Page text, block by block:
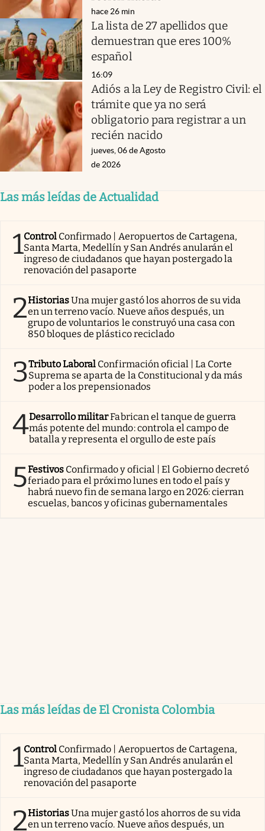
hace 26 min
La lista de 27 apellidos que
demuestran que eres 100%
español
16:09
Adiós a la Ley de Registro Civil: el
trámite que ya no será
obligatorio para registrar a un
recién nacido
jueves, 06 de Agosto
de 2026
Las más leídas de Actualidad
1Control Confirmado | Aeropuertos de Cartagena,
Santa Marta, Medellín y San Andrés anularán el
ingreso de ciudadanos que hayan postergado la
renovación del pasaporte
2HistoriasUna mujer gastó los ahorros de su vida
en un terreno vacío. Nueve años después, un
grupo de voluntarios le construyó una casa con
850 bloques de plástico reciclado
3Tributo Laboral Confirmación oficial | La Corte
Suprema se aparta de la Constitucional y da más
poder a los prepensionados
4Desarrollo militarFabrican el tanque de guerra
más potente del mundo: controla el campo de
batalla y representa el orgullo de este país
5Festivos Confirmado y oficial | El Gobierno decretó
feriado para el próximo lunes en todo el país y
habrá nuevo fin de semana largo en 2026: cierran
escuelas, bancos y oficinas gubernamentales
Las más leídas de El Cronista Colombia
1Control Confirmado | Aeropuertos de Cartagena,
Santa Marta, Medellín y San Andrés anularán el
ingreso de ciudadanos que hayan postergado la
renovación del pasaporte
2HistoriasUna mujer gastó los ahorros de su vida
en un terreno vacío. Nueve años después, un